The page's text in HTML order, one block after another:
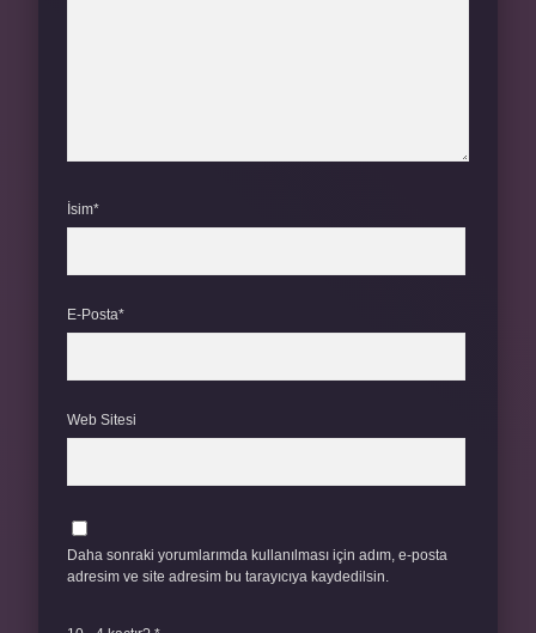
İsim*
E-Posta*
Web Sitesi
Daha sonraki yorumlarımda kullanılması için adım, e-posta
adresim ve site adresim bu tarayıcıya kaydedilsin.